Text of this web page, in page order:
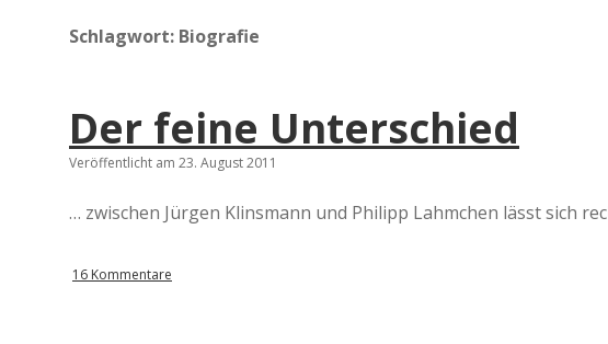
e
Schlagwort: Biografie
Der feine Unterschied
Veröffentlicht am 23. August 2011
… zwischen Jürgen Klinsmann und Philipp Lahmchen lässt sich
16 Kommentare